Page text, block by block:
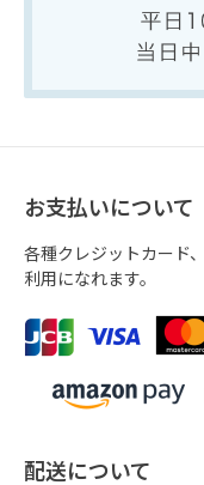
お支払いについて
各種クレジットカード
利用になれます。
配送について